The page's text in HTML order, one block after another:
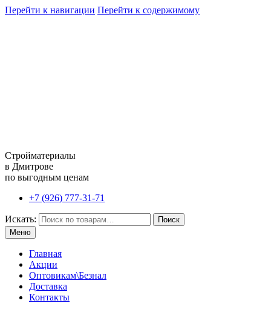
Перейти к навигации Перейти к содержимому
Стройматериалы
в Дмитрове
по выгодным ценам
+7 (926) 777-31-71
Искать:
Поиск
Меню
Главная
Акции
Оптовикам\Безнал
Доставка
Контакты